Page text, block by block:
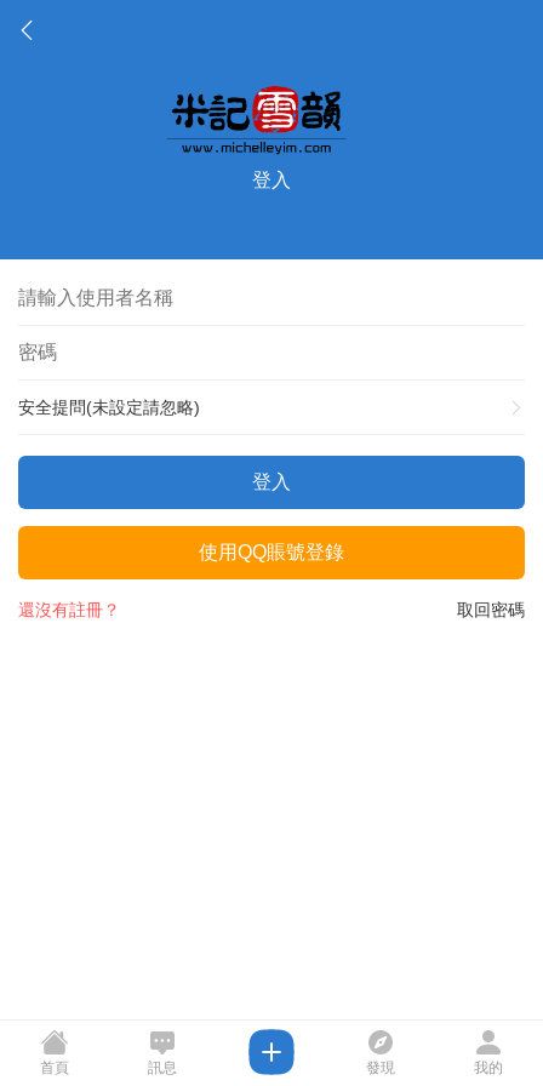
登入
安全提問(未設定請忽略)
登入
使用QQ賬號登錄
取回密碼
還沒有註冊？
首頁 訊息 發現 我的